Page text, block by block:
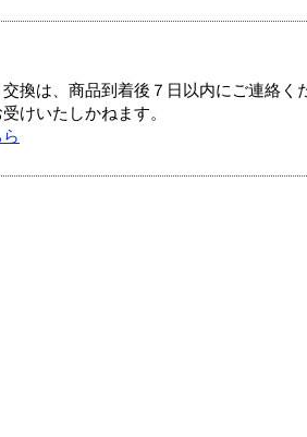
換は、商品到着後７日以内にご連絡
けいたしかねます。